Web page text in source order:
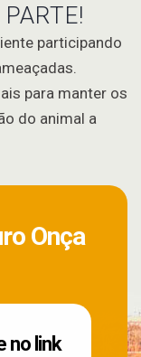
participando
para manter os
do animal a
Onça
no link